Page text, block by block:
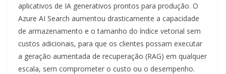
aplicativos de IA generativos prontos para produção. O
Azure AI Search aumentou drasticamente a capacidade
de armazenamento e o tamanho do índice vetorial sem
custos adicionais, para que os clientes possam executar
a geração aumentada de recuperação (RAG) em qualquer
escala, sem comprometer o custo ou o desempenho.